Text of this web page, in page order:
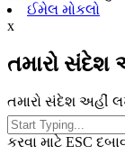
ઈમેલ મોકલો
x
તમારો સંદેશ
તમારો સંદેશ અહીં
કરવા માટે ESC